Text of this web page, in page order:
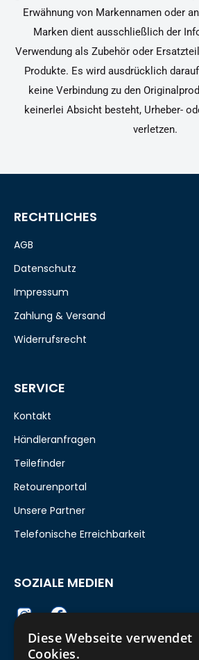
Erwähnung von Markennamen oder
Marken dient ausschließlich der
Verwendung als Zubehör oder
Produkte. Es wird ausdrücklich
keine Verbindung zu den
keinerlei Absicht besteht, Urheber-
verletzen.
RECHTLICHES
AGB
Datenschutz
Impressum
Zahlung & Versand
Widerrufsrecht
SERVICE
Kontakt
Händleranfragen
Teilefinder
Retourenportal
Unsere Partner
Telefonische Erreichbarkeit
SOZIALE MEDIEN
Diese Webseite verwendet
Cookies.